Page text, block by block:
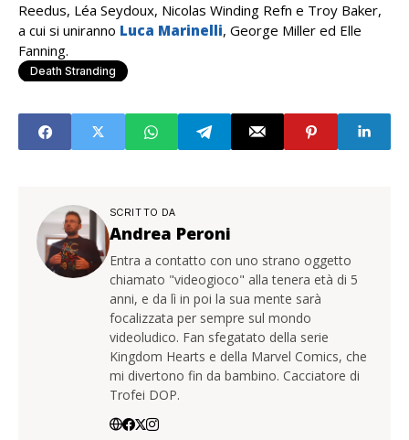
Reedus, Léa Seydoux, Nicolas Winding Refn e Troy Baker,
a cui si uniranno Luca Marinelli, George Miller ed Elle
Fanning.
Death Stranding
SCRITTO DA
Andrea Peroni
Entra a contatto con uno strano oggetto
chiamato "videogioco" alla tenera età di 5
anni, e da lì in poi la sua mente sarà
focalizzata per sempre sul mondo
videoludico. Fan sfegatato della serie
Kingdom Hearts e della Marvel Comics, che
mi divertono fin da bambino. Cacciatore di
Trofei DOP.